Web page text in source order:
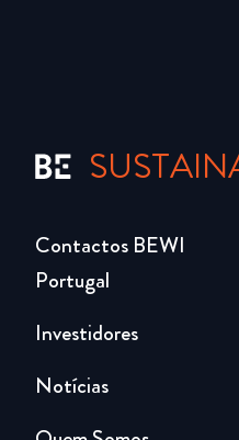
Investidores
Notícias
Contactos BEWI
Portugal